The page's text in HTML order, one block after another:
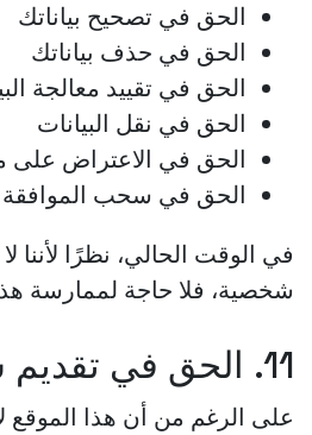
الحق في تصحيح بياناتك
الحق في حذف بياناتك
الحق في تقييد معالجة
الحق في نقل البيانات
الحق في الاعتراض على
الحق في سحب الموافقة
في الوقت الحالي، نظرًا لأننا
شخصية، فلا حاجة لممارسة
11. الحق في تقديم شكوى
على الرغم من أن هذا الموقع